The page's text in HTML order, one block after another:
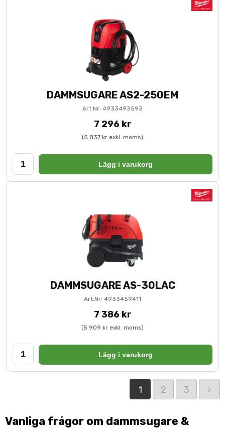
DAMMSUGARE AS2-250EM
Art.Nr: 4933493593
7 296 kr
(5 837 kr exkl. moms)
Lägg i varukorg
DAMMSUGARE AS-30LAC
Art.Nr: 4933459411
7 386 kr
(5 909 kr exkl. moms)
Lägg i varukorg
1 2 3
Vanliga frågor om dammsugare &